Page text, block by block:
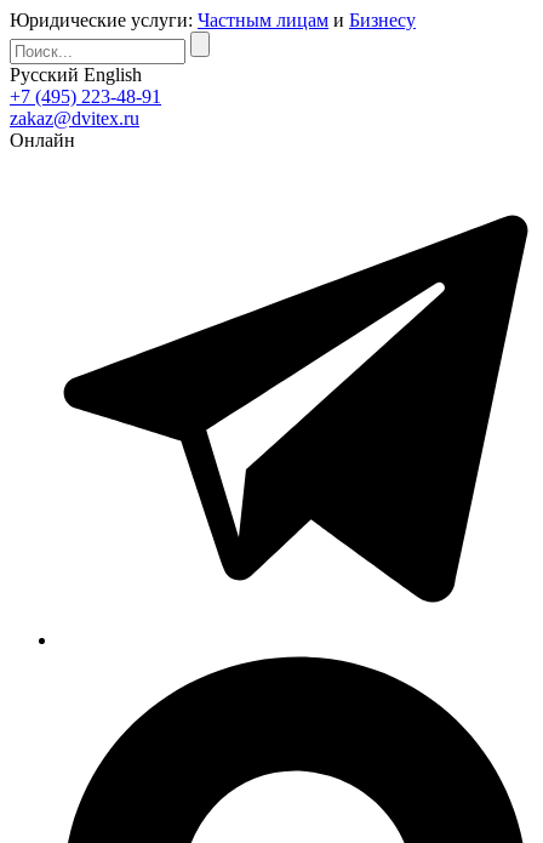
Юридические услуги: Частным лицам и Бизнесу
Русский English
+7 (495) 223-48-91
zakaz@dvitex.ru
Онлайн